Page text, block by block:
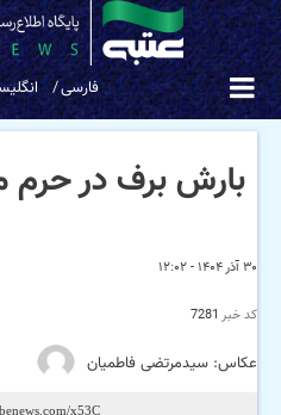
فارسی
۳۰ آذر ۱۴۰۴ - ۱۲:۰۲
کد خبر 7281
عکاس: سیدمرتضی فاطمیان
بارش برف در